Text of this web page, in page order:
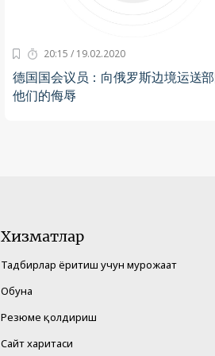
20:15 / 19.02.2020
德国国会议员：向俄罗斯边境运送
他们的侮辱
Хизматлар
Тадбирлар ёритиш учун мурожаат
Обуна
Резюме қолдириш
Сайт харитаси